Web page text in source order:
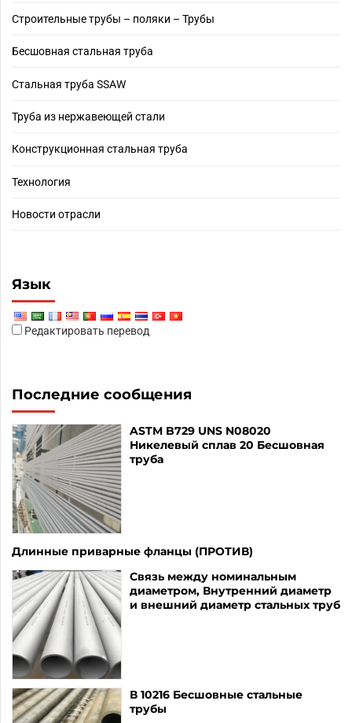
Строительные трубы – поляки – Трубы
Бесшовная стальная труба
Стальная труба SSAW
Труба из нержавеющей стали
Конструкционная стальная труба
Технология
Новости отрасли
Язык
Редактировать перевод
Последние сообщения
ASTM B729 UNS N08020
Никелевый сплав 20 Бесшовная
труба
Длинные приварные фланцы (ПРОТИВ)
Связь между номинальным
диаметром, Внутренний диаметр
и внешний диаметр стальных труб
В 10216 Бесшовные стальные
трубы